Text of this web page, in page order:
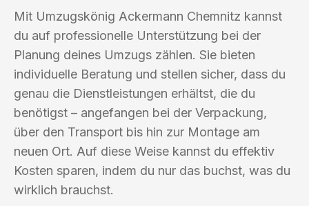
Mit Umzugskönig Ackermann Chemnitz kannst
du auf professionelle Unterstützung bei der
Planung deines Umzugs zählen. Sie bieten
individuelle Beratung und stellen sicher, dass du
genau die Dienstleistungen erhältst, die du
benötigst – angefangen bei der Verpackung,
über den Transport bis hin zur Montage am
neuen Ort. Auf diese Weise kannst du effektiv
Kosten sparen, indem du nur das buchst, was du
wirklich brauchst.